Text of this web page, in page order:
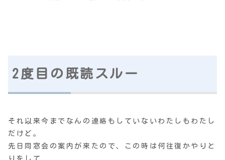
2度目の既読スルー
それ以来今までなんの連絡もしていないわたしもわたし
だけど。
先日同窓会の案内が来たので、この時は何往復かやりと
りをして